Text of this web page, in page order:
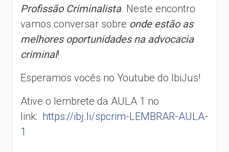
Profissão Criminalista. Neste encontro
vamos conversar sobre onde estão as
melhores oportunidades na advocacia
criminal!
Esperamos vocês no Youtube do IbiJus!
Ative o lembrete da AULA 1 no
link: https://ibj.li/spcrim-LEMBRAR-AULA-
1